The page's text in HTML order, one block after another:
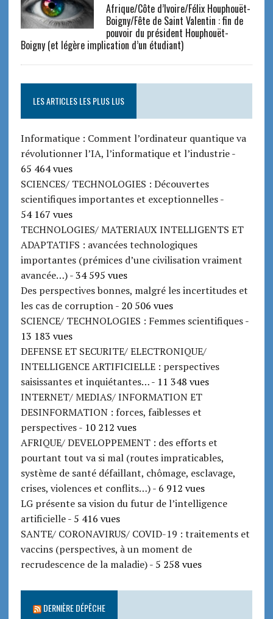
Afrique/Côte d’Ivoire/Félix Houphouët-
Boigny/Fête de Saint Valentin : fin de
pouvoir du président Houphouët-
Boigny (et légère implication d’un étudiant)
LES ARTICLES LES PLUS LUS
Informatique : Comment l’ordinateur quantique va
révolutionner l’IA, l’informatique et l’industrie-
65 464 vues
SCIENCES/ TECHNOLOGIES : Découvertes
scientifiques importantes et exceptionnelles-
54 167 vues
TECHNOLOGIES/ MATERIAUX INTELLIGENTS ET
ADAPTATIFS : avancées technologiques
importantes (prémices d’une civilisation vraiment
avancée…)- 34 595 vues
Des perspectives bonnes, malgré les incertitudes et
les cas de corruption- 20 506 vues
SCIENCE/ TECHNOLOGIES : Femmes scientifiques-
13 183 vues
DEFENSE ET SECURITE/ ELECTRONIQUE/
INTELLIGENCE ARTIFICIELLE : perspectives
saisissantes et inquiétantes…- 11 348 vues
INTERNET/ MEDIAS/ INFORMATION ET
DESINFORMATION : forces, faiblesses et
perspectives- 10 212 vues
AFRIQUE/ DEVELOPPEMENT : des efforts et
pourtant tout va si mal (routes impraticables,
système de santé défaillant, chômage, esclavage,
crises, violences et conflits…)- 6 912 vues
LG présente sa vision du futur de l’intelligence
artificielle- 5 416 vues
SANTE/ CORONAVIRUS/ COVID-19 : traitements et
vaccins (perspectives, à un moment de
recrudescence de la maladie)- 5 258 vues
DERNIÈRE DÉPÊCHE